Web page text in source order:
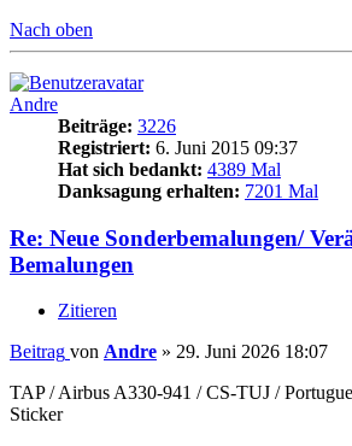
Nach oben
Andre
Beiträge: 3226
Registriert: 6. Juni 2015 09:37
Hat sich bedankt: 4389 Mal
Danksagung erhalten: 7201 Mal
Re: Neue Sonderbemalungen/
Bemalungen
Zitieren
Beitrag von Andre » 29. Juni 2026 18:07
TAP / Airbus A330-941 / CS-TUJ /
Sticker